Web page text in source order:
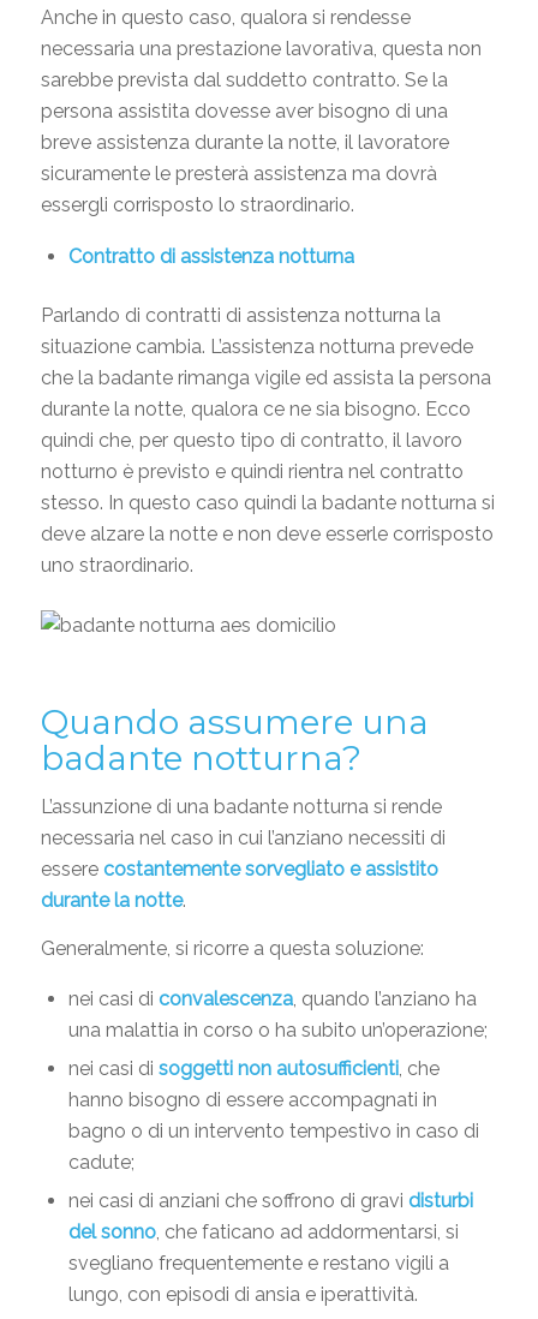
Anche in questo caso, qualora si rendesse
necessaria una prestazione lavorativa, questa non
sarebbe prevista dal suddetto contratto. Se la
persona assistita dovesse aver bisogno di una
breve assistenza durante la notte, il lavoratore
sicuramente le presterà assistenza ma dovrà
essergli corrisposto lo straordinario.
Contratto di assistenza notturna
Parlando di contratti di assistenza notturna la
situazione cambia. L’assistenza notturna prevede
che la badante rimanga vigile ed assista la persona
durante la notte, qualora ce ne sia bisogno. Ecco
quindi che, per questo tipo di contratto, il lavoro
notturno è previsto e quindi rientra nel contratto
stesso. In questo caso quindi la badante notturna si
deve alzare la notte e non deve esserle corrisposto
uno straordinario.
Quando assumere una
badante notturna?
L’assunzione di una badante notturna si rende
necessaria nel caso in cui l’anziano necessiti di
essere costantemente sorvegliato e assistito
durante la notte.
Generalmente, si ricorre a questa soluzione:
nei casi di convalescenza, quando l’anziano ha
una malattia in corso o ha subito un’operazione;
nei casi di soggetti non autosufficienti, che
hanno bisogno di essere accompagnati in
bagno o di un intervento tempestivo in caso di
cadute;
nei casi di anziani che soffrono di gravi disturbi
del sonno, che faticano ad addormentarsi, si
svegliano frequentemente e restano vigili a
lungo, con episodi di ansia e iperattività.